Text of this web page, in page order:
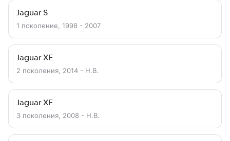
Jaguar S
1 поколение, 1998 - 2007
Jaguar XE
2 поколения, 2014 - Н.В.
Jaguar XF
3 поколения, 2008 - Н.В.